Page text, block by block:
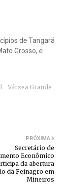
de Tangará
Grosso, e
Várzea Grande
PRÓXIMA
Secretário de
Econômico
da abertura
da Feinagro em
Mineiros